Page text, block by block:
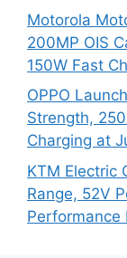
Motorola
200MP OIS
150W Fast
OPPO
Strength,
Charging at
KTM Electric
Range, 52V
Performance